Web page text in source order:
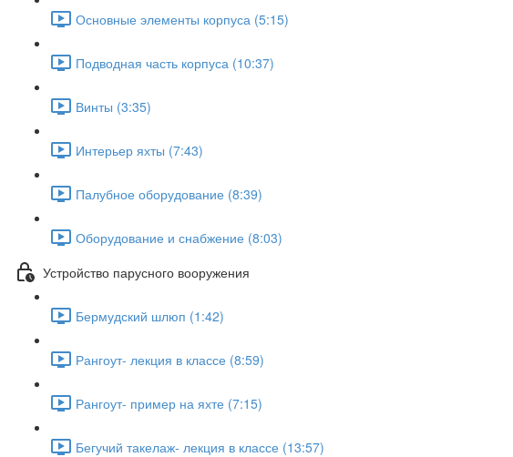
Основные элементы корпуса (5:15)
Подводная часть корпуса (10:37)
Винты (3:35)
Интерьер яхты (7:43)
Палубное оборудование (8:39)
Оборудование и снабжение (8:03)
Устройство парусного вооружения
Бермудский шлюп (1:42)
Рангоут- лекция в классе (8:59)
Рангоут- пример на яхте (7:15)
Бегучий такелаж- лекция в классе (13:57)